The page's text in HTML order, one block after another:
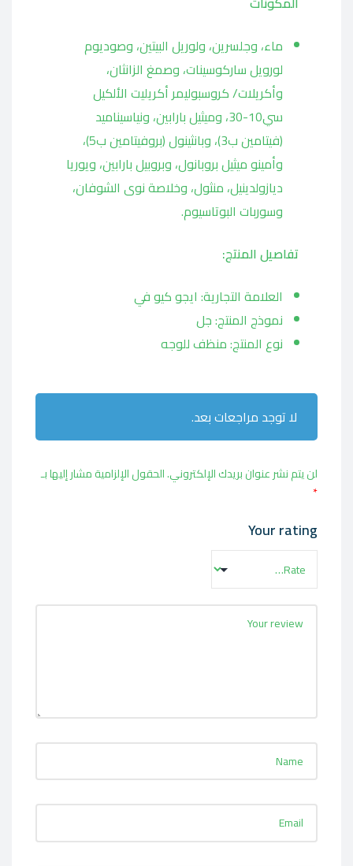
ماء، وجلسرين، ولوريل البيتين، وصوديوم
لورويل ساركوسينات، وصمغ الزانثان،
وأكريلات/ كروسبوليمر أكريليت الألكيل
سي10-30، وميثيل بارابين، ونياسيناميد
(فيتامين ب3)، وبانثينول (بروفيتامين ب5)،
وأمينو ميثيل بروبانول، وبروبيل بارابين، ويوريا
ديازولدينيل، منثول، وخلاصة نوى الشوفان،
وسوربات البوتاسيوم.
تفاصيل المنتج:
العلامة التجارية: ايجو كيو في
نموذج المنتج: جل
نوع المنتج: منظف للوجه
لا توجد مراجعات بعد.
لن يتم نشر عنوان بريدك الإلكتروني.الحقول الإلزامية مشار إليها بـ
*
Your rating